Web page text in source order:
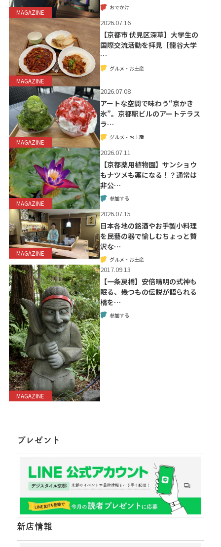
MAGAZINE
おでかけ
MAGAZINE
2026.07.16
【京都市 伏見区深草】大学生の
国際交流活動を拝見［龍谷大学
…
グルメ・お土産
MAGAZINE
2026.07.08
アートな空間で味わう“京かき
氷”。京都駅ビルのアートテラス
ラ…
グルメ・お土産
MAGAZINE
2026.07.11
【京都薬用植物園】サンショウ
もナツメも薬になる！？通常は
非公…
参加する
MAGAZINE
2026.07.15
日本各地の銘酒やお手製小料理
を民藝の器で愉しむちょっと贅
沢な…
グルメ・お土産
MAGAZINE
2017.09.13
【一条戻橋】安倍晴明の式神も
眠る、幾つもの伝説が語られる
橋を…
参加する
プレゼント
新店情報